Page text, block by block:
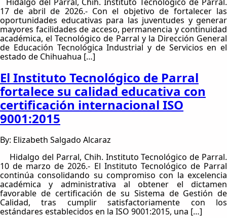
17 de abril de 2026.- Con el objetivo de fortalecer las
oportunidades educativas para las juventudes y generar
mayores facilidades de acceso, permanencia y continuidad
académica, el Tecnológico de Parral y la Dirección General
de Educación Tecnológica Industrial y de Servicios en el
estado de Chihuahua […]
El Instituto Tecnológico de Parral
fortalece su calidad educativa con
certificación internacional ISO
9001:2015
By: Elizabeth Salgado Alcaraz
Hidalgo del Parral, Chih. Instituto Tecnológico de Parral.
10 de marzo de 2026.- El Instituto Tecnológico de Parral
continúa consolidando su compromiso con la excelencia
académica y administrativa al obtener el dictamen
favorable de certificación de su Sistema de Gestión de
Calidad, tras cumplir satisfactoriamente con los
estándares establecidos en la ISO 9001:2015, una […]